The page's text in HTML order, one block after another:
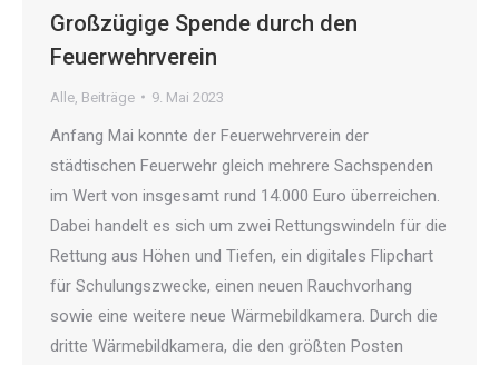
Großzügige Spende durch den
Feuerwehrverein
Alle Beiträge 9. Mai 2023
Anfang Mai konnte der Feuerwehrverein der
städtischen Feuerwehr gleich mehrere Sachspenden
im Wert von insgesamt rund 14.000 Euro überreichen.
Dabei handelt es sich um zwei Rettungswindeln für die
Rettung aus Höhen und Tiefen, ein digitales Flipchart
für Schulungszwecke, einen neuen Rauchvorhang
sowie eine weitere neue Wärmebildkamera. Durch die
dritte Wärmebildkamera, die den größten Posten